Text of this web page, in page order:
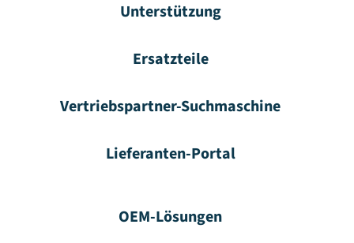
Unterstützung
Ersatzteile
Vertriebspartner-Suchmaschine
Lieferanten-Portal
OEM-Lösungen